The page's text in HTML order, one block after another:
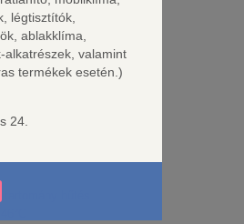
felvétel hűtés
felvétel fűtés
hűtés
légtisztítók,
ablakklíma,
alkatrészek, valamint
termékek esetén.)
24.